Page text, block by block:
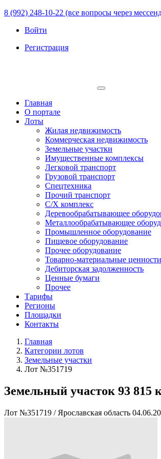
8 (992) 248-10-22 (все вопросы через
Войти
Регистрация
Главная
О портале
Лоты
Жилая недвижимость
Коммерческая недвижимость
Земельные участки
Имущественные комплексы
Легковой транспорт
Грузовой транспорт
Спецтехника
Прочий транспорт
С/Х комплекс
Деревообрабатывающее
Металлообрабатывающее
Промышленное оборудование
Пищевое оборудование
Прочее оборудование
Товарно-материальные ценности
Дебиторская задолженность
Ценные бумаги
Прочее
Тарифы
Регионы
Площадки
Контакты
Главная
Категории лотов
Земельные участки
Лот №351719
Земельный участок 93 815
Лот №351719 / Ярославская область